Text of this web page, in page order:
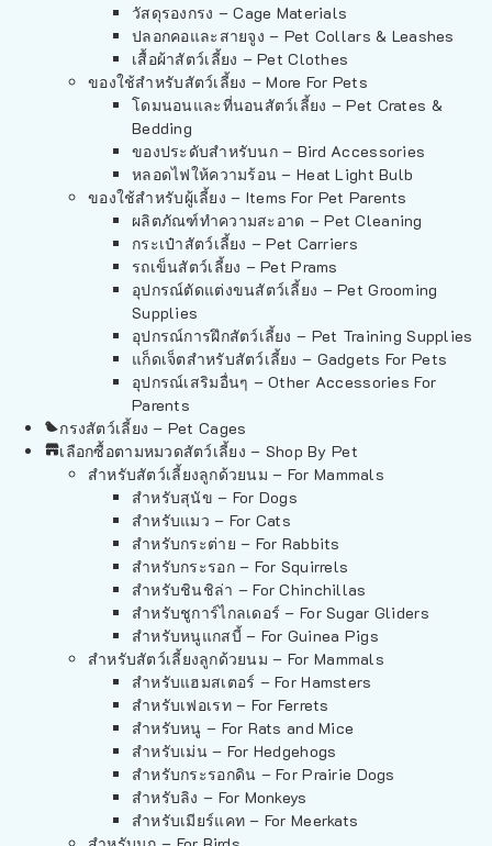
วัสดุรองกรง – Cage Materials
ปลอกคอและสายจูง – Pet Collars & Leashes
เสื้อผ้าสัตว์เลี้ยง – Pet Clothes
ของใช้สำหรับสัตว์เลี้ยง – More For Pets
โดมนอนและที่นอนสัตว์เลี้ยง – Pet Crates &
Bedding
ของประดับสำหรับนก – Bird Accessories
หลอดไฟให้ความร้อน – Heat Light Bulb
ของใช้สำหรับผู้เลี้ยง – Items For Pet Parents
ผลิตภัณฑ์ทำความสะอาด – Pet Cleaning
กระเป๋าสัตว์เลี้ยง – Pet Carriers
รถเข็นสัตว์เลี้ยง – Pet Prams
อุปกรณ์ตัดแต่งขนสัตว์เลี้ยง – Pet Grooming
Supplies
อุปกรณ์การฝึกสัตว์เลี้ยง – Pet Training Supplies
แก็ดเจ็ตสำหรับสัตว์เลี้ยง – Gadgets For Pets
อุปกรณ์เสริมอื่นๆ – Other Accessories For
Parents
กรงสัตว์เลี้ยง – Pet Cages
เลือกซื้อตามหมวดสัตว์เลี้ยง – Shop By Pet
สำหรับสัตว์เลี้ยงลูกด้วยนม – For Mammals
สำหรับสุนัข – For Dogs
สำหรับแมว – For Cats
สำหรับกระต่าย – For Rabbits
สำหรับกระรอก – For Squirrels
สำหรับชินชิล่า – For Chinchillas
สำหรับชูการ์ไกลเดอร์ – For Sugar Gliders
สำหรับหนูแกสบี้ – For Guinea Pigs
สำหรับสัตว์เลี้ยงลูกด้วยนม – For Mammals
สำหรับแฮมสเตอร์ – For Hamsters
สำหรับเฟอเรท – For Ferrets
สำหรับหนู – For Rats and Mice
สำหรับเม่น – For Hedgehogs
สำหรับกระรอกดิน – For Prairie Dogs
สำหรับลิง – For Monkeys
สำหรับเมียร์แคท – For Meerkats